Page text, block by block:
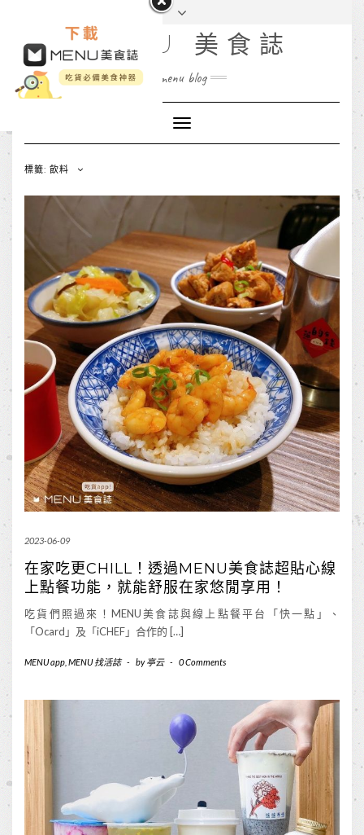
MENU 美食誌
menu blog
Toggle
Navigation
標籤: 飲料
2023-06-09
在家吃更CHILL！透過MENU美食誌超貼心線
上點餐功能，就能舒服在家悠閒享用！
吃貨們照過來！MENU美食誌與線上點餐平台「快一點」、
「Ocard」及「iCHEF」合作的 […]
MENU app MENU 找活誌 - by亭云 - 0 Comments